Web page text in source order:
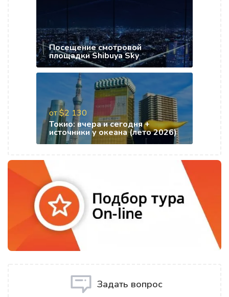
Посещение смотровой
площадки Shibuya Sky
от $2 130
Токио: вчера и сегодня +
источники у океана (лето 2026)
Задать вопрос